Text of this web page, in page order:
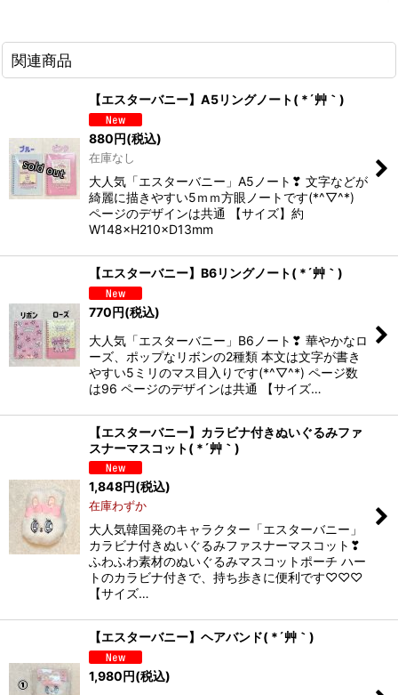
関連商品
【エスターバニー】A5リングノート( *´艸｀)
880円(税込)
在庫なし
大人気「エスターバニー」A5ノート❣ 文字などが
綺麗に描きやすい5ｍｍ方眼ノートです(*^▽^*)
ページのデザインは共通 【サイズ】約
W148×H210×D13mm
【エスターバニー】B6リングノート( *´艸｀)
770円(税込)
大人気「エスターバニー」B6ノート❣ 華やかなロ
ーズ、ポップなリボンの2種類 本文は文字が書き
やすい5ミリのマス目入りです(*^▽^*) ページ数
は96 ページのデザインは共通 【サイズ…
【エスターバニー】カラビナ付きぬいぐるみファ
スナーマスコット( *´艸｀)
1,848円(税込)
在庫わずか
大人気韓国発のキャラクター「エスターバニー」
カラビナ付きぬいぐるみファスナーマスコット❣
ふわふわ素材のぬいぐるみマスコットポーチ ハー
トのカラビナ付きで、持ち歩きに便利です♡♡♡
【サイズ…
【エスターバニー】ヘアバンド( *´艸｀)
1,980円(税込)